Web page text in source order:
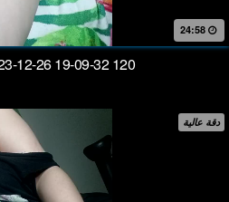
24:58
12-26 19-09-32 120
دقة عالية